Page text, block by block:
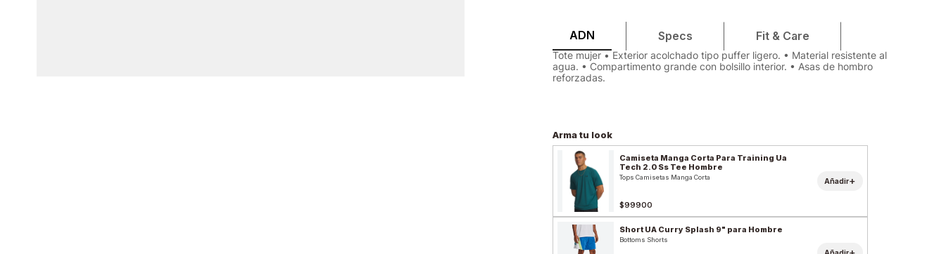
ADN Specs Fit & Care
Tote mujer • Exterior acolchado tipo puffer ligero. • Material resistente al
agua. • Compartimento grande con bolsillo interior. • Asas de hombro
reforzadas.
Arma tu look
Camiseta Manga Corta Para Training Ua
Tech 2.0 Ss Tee Hombre
Tops Camisetas Manga Corta
$99900
Añadir+
Short UA Curry Splash 9" para Hombre
Bottoms Shorts